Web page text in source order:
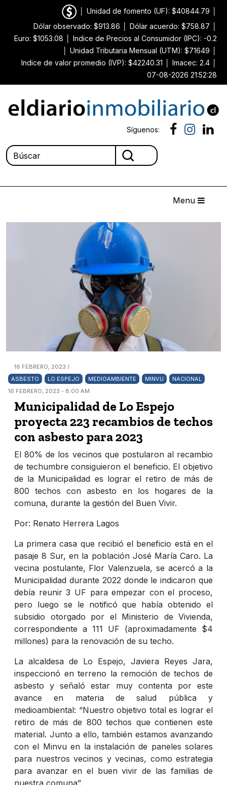
Unidad de fomento (UF): $40844.79
Dólar observado: $913.86
Dólar acuerdo: $758.87
Euro: $1053.08
Indice de Precios al Consumidor (IPC): -0.2
Unidad Tributaria Mensual (UTM): $71649
Indice de valor promedio (IVP): $42240.31
Imacec: 2.4
07-08-2026 21:52:28
Síguenos:
Menu
16 FEBRERO, 2023 /
ASBESTO
LO ESPEJO MEDIOAMBIENTE MINVU
NACIONAL
16 FEBRERO, 2023 - 8:00 AM
Municipalidad de Lo Espejo
proyecta 223 recambios de techos
con asbesto para 2023
El 80% de los vecinos que postularon al recambio
de techumbre consiguieron el beneficio. El objetivo
de la Municipalidad es lograr el retiro de más de
800 techos con asbesto en los hogares de la
comuna, durante la gestión del Buen Vivir.
Por: Renato Herrera Lagos
La primera casa que recibió el beneficio está en el
pasaje 8 Sur, en la población José María Caro. La
vecina postulante, Flor Valenzuela, se acercó a la
Municipalidad durante 2022 donde le indicaron que
debía reunir 3 UF para empezar con el proceso,
pero luego se le notificó que había obtenido el
subsidio otorgado por el Ministerio de Vivienda,
correspondiente a 111 UF (aproximadamente $4
millones) para la renovación de su techo.
La alcaldesa de Lo Espejo, Javiera Reyes Jara,
inspeccionó en terreno la remoción de techos de
asbesto y señaló estar muy contenta por este
avance en materia de salud pública y
medioambiental: “Nuestro objetivo total es lograr el
retiro de más de 800 techos que contienen este
material. Junto a ello, también estamos avanzando
con el Minvu en la instalación de paneles solares
para nuestros vecinos y vecinas, como estrategia
para avanzar en el buen vivir de las familias de
nuestra comuna”.